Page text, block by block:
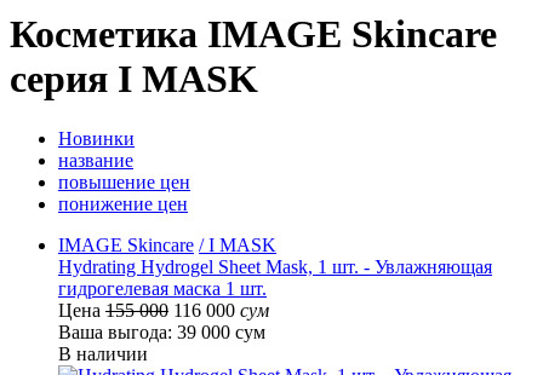
Косметика IMAGE Skincare
серия I MASK
Новинки
название
повышение цен
понижение цен
IMAGE Skincare / I MASK
Hydrating Hydrogel Sheet Mask, 1 шт. - Увлажняющая
гидрогелевая маска 1 шт.
Цена 155 000 116 000 сум
Ваша выгода: 39 000 сум
В наличии